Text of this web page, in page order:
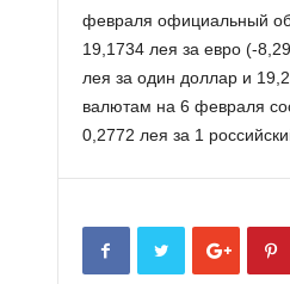
февраля официальный
19,1734 лея за евро (-
лея за один доллар и
валютам на 6 февраля
0,2772 лея за 1